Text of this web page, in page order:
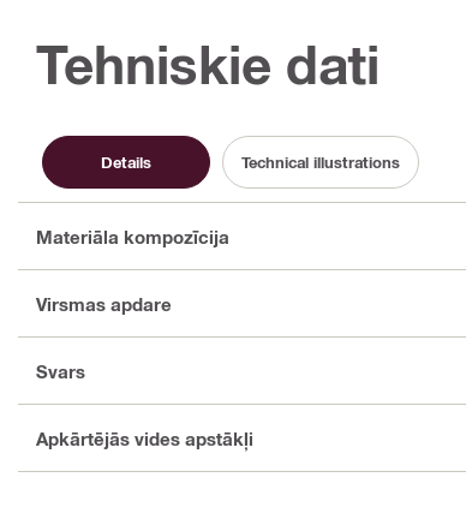
Tehniskie dati
Details Technical illustrations
Materiāla kompozīcija
Virsmas apdare
Svars
Apkārtējās vides apstākļi